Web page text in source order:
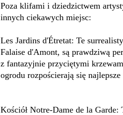
Poza klifami i dziedzictwem
innych ciekawych miejsc:
Les Jardins d'Étretat: Te
Falaise d'Amont, są prawdziwą
z fantazyjnie przyciętymi
ogrodu rozpościerają się
Kościół Notre-Dame de la Garde: